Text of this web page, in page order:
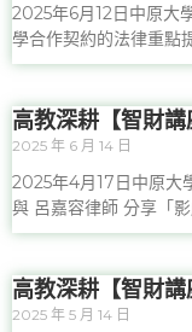
2025年6月12日中原大
學合作契約的法律重點
高教深耕【智財講
2025 年 6 月 14 日
2025年4月17日中原大
與 呂嘉容律師 分享「
高教深耕【智財講
2025 年 5 月 14 日